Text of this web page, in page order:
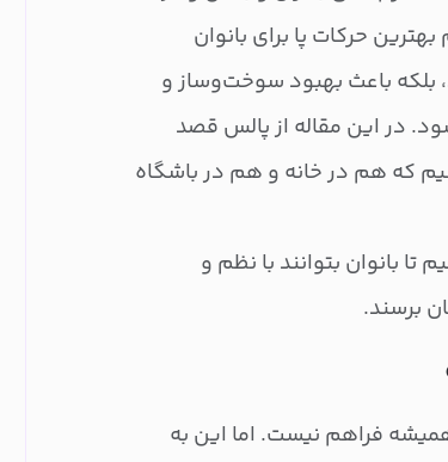
حرکات پا برای بانوان
بلکه باعث بهبود سوخت‌وساز و
در این مقاله از پالس قصد
که هم در خانه و هم در باشگاه
بانوان بتوانند با نظم و
برسند.
همیشه فراهم نیست. اما این به